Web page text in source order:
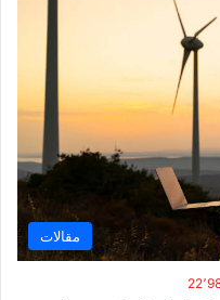
مقالات